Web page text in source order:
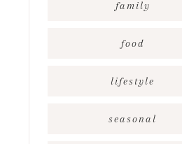
family
food
lifestyle
seasonal